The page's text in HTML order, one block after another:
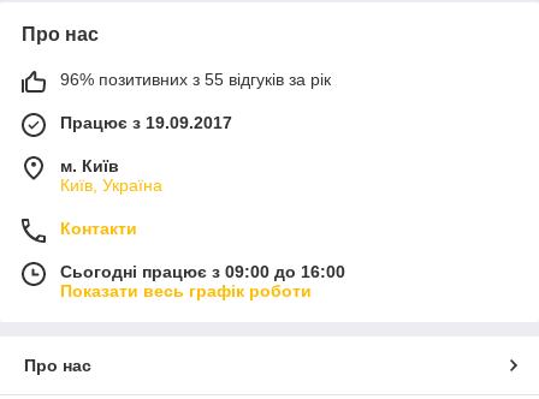
Про нас
96% позитивних з 55 відгуків за рік
Працює з 19.09.2017
м. Київ
Київ, Україна
Контакти
Сьогодні працює з 09:00 до 16:00
Показати весь графік роботи
Про нас